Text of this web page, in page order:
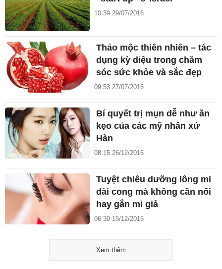
10:39 29/07/2016
Thảo mộc thiên nhiên – tác
dụng kỳ diệu trong chăm
sóc sức khỏe và sắc đẹp
09:53 27/07/2016
Bí quyết trị mụn dễ như ăn
kẹo của các mỹ nhân xứ
Hàn
08:15 26/12/2015
Tuyệt chiêu dưỡng lông mi
dài cong mà không cần nối
hay gắn mi giả
06:30 15/12/2015
Xem thêm